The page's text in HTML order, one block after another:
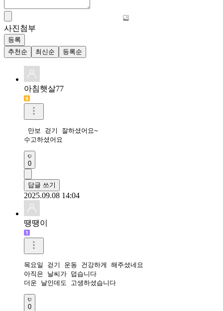
사진첨부
등록
추천순
최신순 등록순
아침햇살77
만보 걷기 잘하셨어요~
수고하셨어요
0
답글 쓰기
2025.09.08 14:04
땡땡이
목요일 걷기 운동 건강하게 해주셨네요
아직은 날씨가 덥습니다
더운 날인데도 고생하셨습니다
0